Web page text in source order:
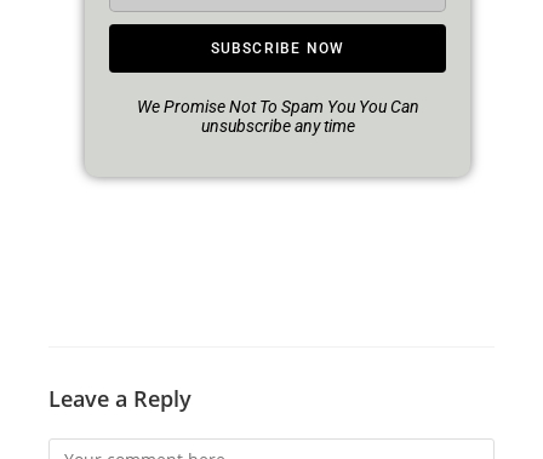
SUBSCRIBE NOW
We Promise Not To Spam You You Can
unsubscribe any time
Leave a Reply